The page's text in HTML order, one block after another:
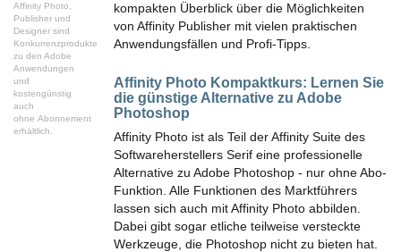
Affinity Photo,
Publisher und
Designer sind
Konkurrenzprodukte
zu den Adobe
Anwendungen
und
kostengünstig
auch
ohne Abonnement
erhältlich.
kompakten Überblick über die Möglichkeiten
von Affinity Publisher mit vielen praktischen
Anwendungsfällen und Profi-Tipps.
Affinity Photo Kompaktkurs: Lernen Sie
die günstige Alternative zu Adobe
Photoshop
Affinity Photo ist als Teil der Affinity Suite des
Softwareherstellers Serif eine professionelle
Alternative zu Adobe Photoshop - nur ohne Abo-
Funktion. Alle Funktionen des Marktführers
lassen sich auch mit Affinity Photo abbilden.
Dabei gibt sogar etliche teilweise versteckte
Werkzeuge, die Photoshop nicht zu bieten hat.